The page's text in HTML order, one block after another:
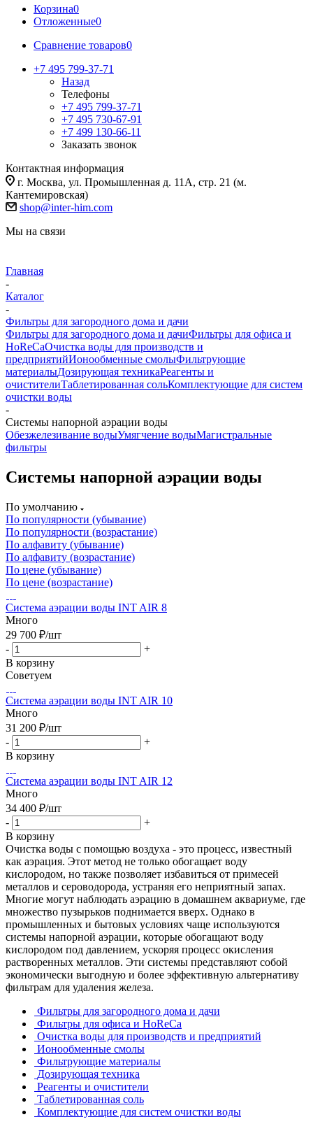
Корзина0
Отложенные0
Сравнение товаров0
+7 495 799-37-71
Назад
Телефоны
+7 495 799-37-71
+7 495 730-67-91
+7 499 130-66-11
Заказать звонок
Контактная информация
г. Москва, ул. Промышленная д. 11А, стр. 21 (м.
Кантемировская)
shop@inter-him.com
Мы на связи
Главная
-
Каталог
-
Фильтры для загородного дома и дачи
Фильтры для загородного дома и дачиФильтры для офиса и
HoReCaОчистка воды для производств и
предприятийИонообменные смолыФильтрующие
материалыДозирующая техникаРеагенты и
очистителиТаблетированная сольКомплектующие для систем
очистки воды
-
Системы напорной аэрации воды
Обезжелезивание водыУмягчение водыМагистральные
фильтры
Системы напорной аэрации воды
По умолчанию
По популярности (убывание)
По популярности (возрастание)
По алфавиту (убывание)
По алфавиту (возрастание)
По цене (убывание)
По цене (возрастание)
Система аэрации воды INT AIR 8
Много
29 700 ₽/шт
-
+
В корзину
Советуем
Система аэрации воды INT AIR 10
Много
31 200 ₽/шт
-
+
В корзину
Система аэрации воды INT AIR 12
Много
34 400 ₽/шт
-
+
В корзину
Очистка воды с помощью воздуха - это процесс, известный
как аэрация. Этот метод не только обогащает воду
кислородом, но также позволяет избавиться от примесей
металлов и сероводорода, устраняя его неприятный запах.
Многие могут наблюдать аэрацию в домашнем аквариуме, где
множество пузырьков поднимается вверх. Однако в
промышленных и бытовых условиях чаще используются
системы напорной аэрации, которые обогащают воду
кислородом под давлением, ускоряя процесс окисления
растворенных металлов. Эти системы представляют собой
экономически выгодную и более эффективную альтернативу
фильтрам для удаления железа.
Фильтры для загородного дома и дачи
Фильтры для офиса и HoReCa
Очистка воды для производств и предприятий
Ионообменные смолы
Фильтрующие материалы
Дозирующая техника
Реагенты и очистители
Таблетированная соль
Комплектующие для систем очистки воды